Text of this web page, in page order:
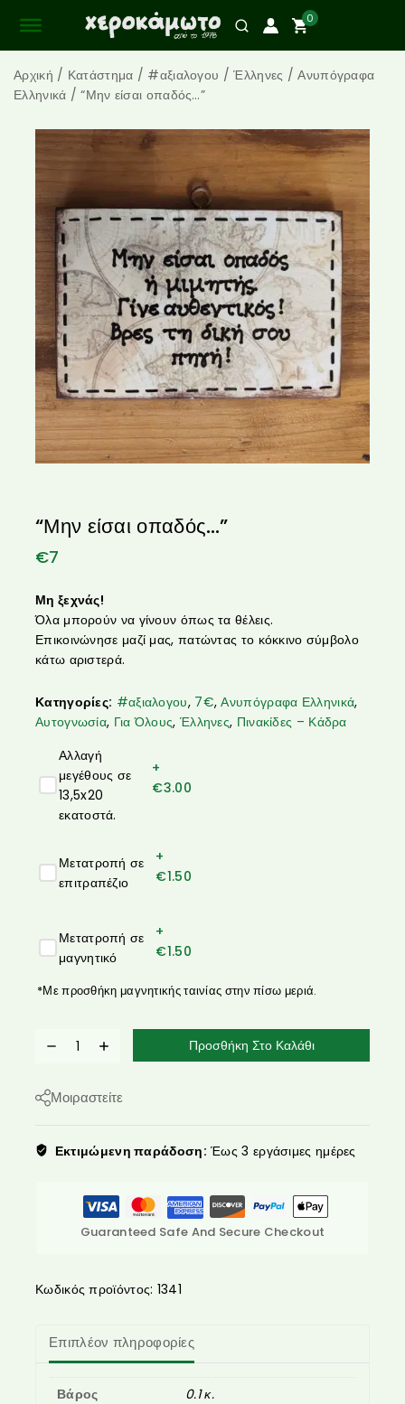
0
Αρχική / Κατάστημα / #αξιαλογου / Έλληνες / Ανυπόγραφα
Ελληνικά / “Μην είσαι οπαδός…”
“Μην είσαι οπαδός…”
€7
Μη ξεχνάς!
Όλα μπορούν να γίνουν όπως τα θέλεις.
Επικοινώνησε μαζί μας, πατώντας το κόκκινο σύμβολο
κάτω αριστερά.
Κατηγορίες: #αξιαλογου, 7€,Ανυπόγραφα Ελληνικά,
Αυτογνωσία, Για Όλους, Έλληνες, Πινακίδες – Κάδρα
Αλλαγή
μεγέθους σε
13,5x20
εκατοστά.
+
€3.00
Μετατροπή σε
επιτραπέζιο
+
€1.50
Μετατροπή σε
μαγνητικό
+
€1.50
*Με προσθήκη μαγνητικής ταινίας στην πίσω μεριά.
Προσθήκη Στο Καλάθι
Μοιραστείτε
Εκτιμώμενη παράδοση: Έως 3 εργάσιμες ημέρες
Guaranteed Safe And Secure Checkout
Κωδικός προϊόντος: 1341
Επιπλέον πληροφορίες
Βάρος
0.1 κ.